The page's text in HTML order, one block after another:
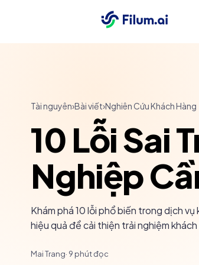
Tài nguyên›Bài viết›Nghiên Cứu Khách Hàng
10 Lỗi Sai
Nghiệp
Khám phá 10 lỗi phổ biến trong dịch
hiệu quả để cải thiện trải nghiệm
Mai Trang· 9 phút đọc